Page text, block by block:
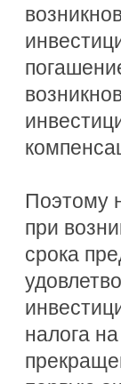
Поэтому
при
срока
налога